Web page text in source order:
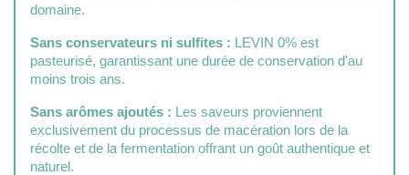
domaine.
Sans conservateurs ni sulfites : LEVIN 0% est
pasteurisé, garantissant une durée de conservation d'au
moins trois ans.
Sans arômes ajoutés : Les saveurs proviennent
exclusivement du processus de macération lors de la
récolte et de la fermentation offrant un goût authentique et
naturel.